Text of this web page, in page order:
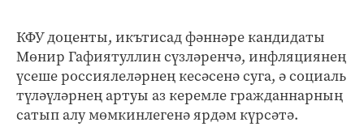
КФУ доценты, икътисад фәннәре кандидаты
Мөнир Гафиятуллин сүзләренчә, инфляциянең
үсеше россиялеләрнең кесәсенә суга, ә социаль
түләүләрнең артуы аз керемле гражданнарның
сатып алу мөмкинлегенә ярдәм күрсәтә.